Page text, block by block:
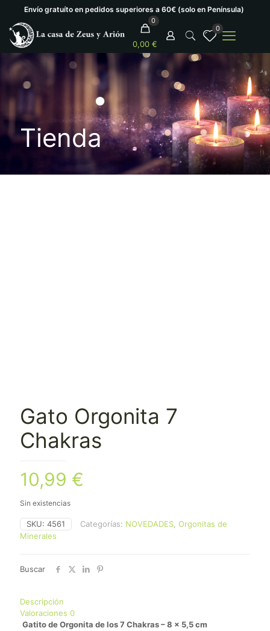
Envío gratuíto en pedidos superiores a 60€ (solo en Península)
0
0,00 €
0
Tienda
Gato Orgonita 7
Chakras
10,99 €
Sin existencias
SKU: 4561 Categorías: NOVEDADES Orgonitas de
Minerales
Buscar
Descripción
Valoraciones 0
Gatito de Orgonita de los 7 Chakras – 8 x 5,5 cm